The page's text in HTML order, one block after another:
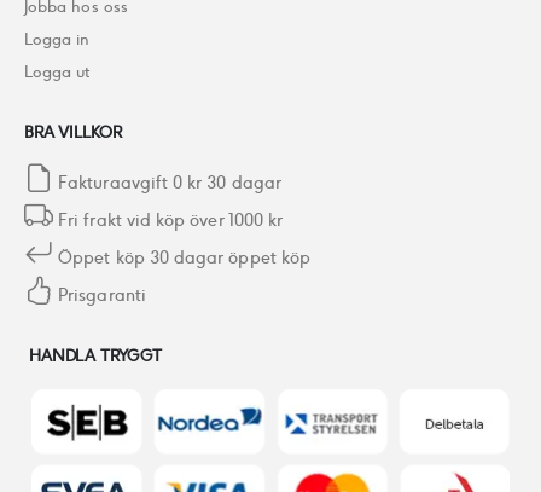
Jobba hos oss
Logga in
Logga ut
BRA VILLKOR
Fakturaavgift 0 kr 30 dagar
Fri frakt vid köp över 1000 kr
Öppet köp 30 dagar öppet köp
Prisgaranti
HANDLA TRYGGT